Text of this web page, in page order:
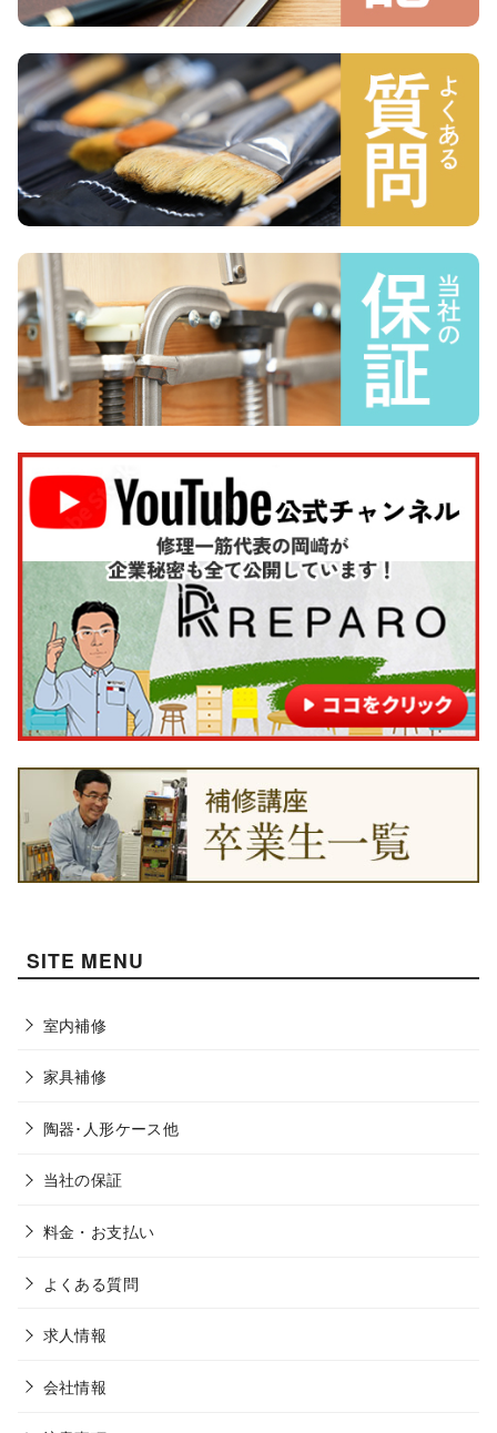
SITE MENU
室内補修
家具補修
陶器･人形ケース他
当社の保証
料金・お支払い
よくある質問
求人情報
会社情報